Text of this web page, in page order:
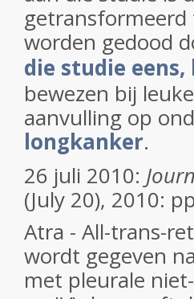
getransformeerd
worden gedood
die studie
bewezen bij
aanvulling op
longkanker.
26 juli 2010:
(July 20), 2010:
Atra - All-trans-
wordt gegeven
met pleurale